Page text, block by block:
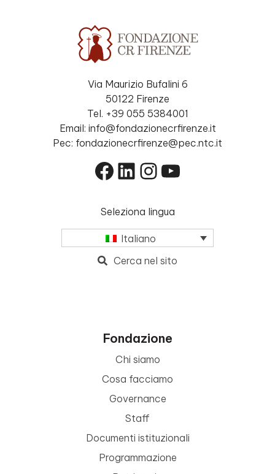
Via Maurizio Bufalini 6
50122 Firenze
Tel. +39 055 5384001
Email: info@fondazionecrfirenze.it
Pec: fondazionecrfirenze@pec.ntc.it
Facebook
LinkedIn
Instagram
YouTube
Seleziona lingua
Italiano
Cerca nel sito
Fondazione
Chi siamo
Cosa facciamo
Governance
Staff
Documenti istituzionali
Programmazione